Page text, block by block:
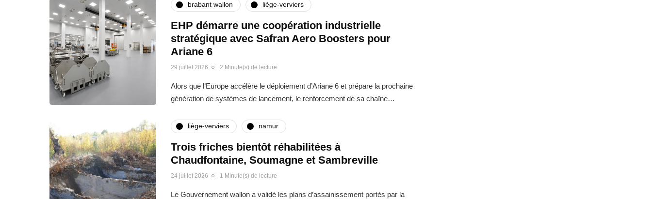
brabant wallon liège-verviers
EHP démarre une coopération industrielle
stratégique avec Safran Aero Boosters pour
Ariane 6
29 juillet 2026 2 Minute(s) de lecture
Alors que l’Europe accélère le déploiement d’Ariane 6 et prépare la prochaine
génération de systèmes de lancement, le renforcement de sa chaîne…
liège-verviers namur
Trois friches bientôt réhabilitées à
Chaudfontaine, Soumagne et Sambreville
24 juillet 2026 1 Minute(s) de lecture
Le Gouvernement wallon a validé les plans d’assainissement portés par la